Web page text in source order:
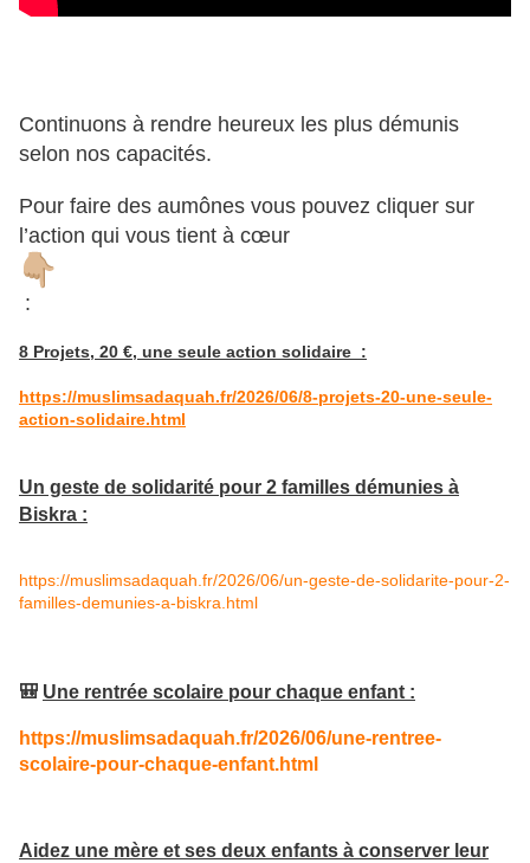
Continuons à rendre heureux les plus démunis
selon nos capacités.
Pour faire des aumônes vous pouvez cliquer sur
l’action qui vous tient à cœur
:
8 Projets, 20 €, une seule action solidaire :
https://muslimsadaquah.fr/2026/06/8-projets-20-une-seule-
action-solidaire.html
Un geste de solidarité pour 2 familles démunies à
Biskra :
https://muslimsadaquah.fr/2026/06/un-geste-de-solidarite-pour-2-
familles-demunies-a-biskra.html
🎒 Une rentrée scolaire pour chaque enfant :
https://muslimsadaquah.fr/2026/06/une-rentree-
scolaire-pour-chaque-enfant.html
Aidez une mère et ses deux enfants à conserver leur